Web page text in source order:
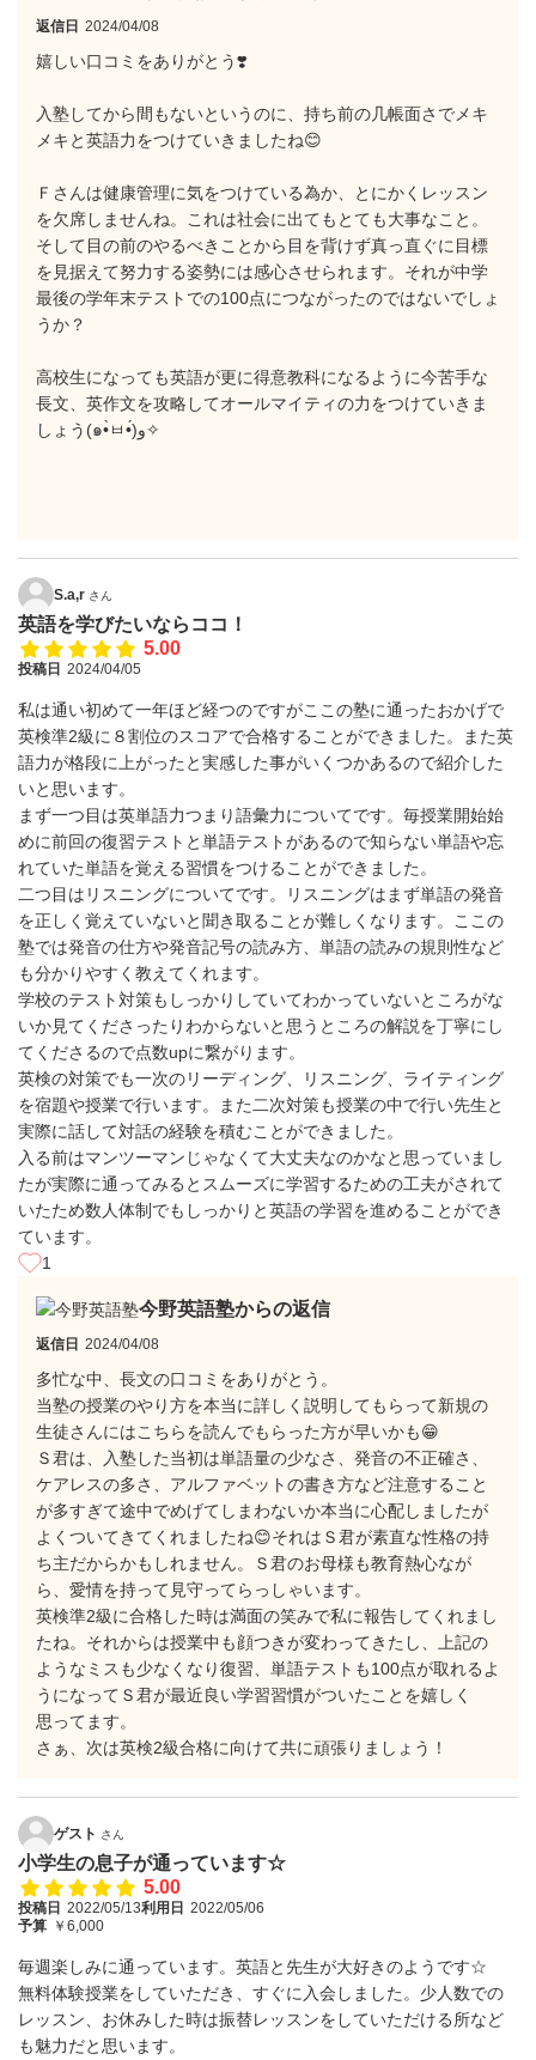
返信日 2024/04/08
嬉しい口コミをありがとう❣️
入塾してから間もないというのに、持ち前の几帳面さでメキ
メキと英語力をつけていきましたね😊
Ｆさんは健康管理に気をつけている為か、とにかくレッスン
を欠席しませんね。これは社会に出てもとても大事なこと。
そして目の前のやるべきことから目を背けず真っ直ぐに目標
を見据えて努力する姿勢には感心させられます。それが中学
最後の学年末テストでの100点につながったのではないでしょ
うか？
高校生になっても英語が更に得意教科になるように今苦手な
長文、英作文を攻略してオールマイティの力をつけていきま
しょう(๑•̀ㅂ•́)و✧
S.a,r さん
英語を学びたいならココ！
5.00
投稿日 2024/04/05
私は通い初めて一年ほど経つのですがここの塾に通ったおかげで
英検準2級に８割位のスコアで合格することができました。また英
語力が格段に上がったと実感した事がいくつかあるので紹介した
いと思います。
まず一つ目は英単語力つまり語彙力についてです。毎授業開始始
めに前回の復習テストと単語テストがあるので知らない単語や忘
れていた単語を覚える習慣をつけることができました。
二つ目はリスニングについてです。リスニングはまず単語の発音
を正しく覚えていないと聞き取ることが難しくなります。ここの
塾では発音の仕方や発音記号の読み方、単語の読みの規則性など
も分かりやすく教えてくれます。
学校のテスト対策もしっかりしていてわかっていないところがな
いか見てくださったりわからないと思うところの解説を丁寧にし
てくださるので点数upに繋がります。
英検の対策でも一次のリーディング、リスニング、ライティング
を宿題や授業で行います。また二次対策も授業の中で行い先生と
実際に話して対話の経験を積むことができました。
入る前はマンツーマンじゃなくて大丈夫なのかなと思っていまし
たが実際に通ってみるとスムーズに学習するための工夫がされて
いたため数人体制でもしっかりと英語の学習を進めることができ
ています。
1
今野英語塾からの返信
返信日 2024/04/08
多忙な中、長文の口コミをありがとう。
当塾の授業のやり方を本当に詳しく説明してもらって新規の
生徒さんにはこちらを読んでもらった方が早いかも😁
Ｓ君は、入塾した当初は単語量の少なさ、発音の不正確さ、
ケアレスの多さ、アルファベットの書き方など注意すること
が多すぎて途中でめげてしまわないか本当に心配しましたが
よくついてきてくれましたね😊それはＳ君が素直な性格の持
ち主だからかもしれません。Ｓ君のお母様も教育熱心なが
ら、愛情を持って見守ってらっしゃいます。
英検準2級に合格した時は満面の笑みで私に報告してくれまし
たね。それからは授業中も顔つきが変わってきたし、上記の
ようなミスも少なくなり復習、単語テストも100点が取れるよ
うになってＳ君が最近良い学習習慣がついたことを嬉しく
思ってます。
さぁ、次は英検2級合格に向けて共に頑張りましょう！
ゲスト さん
小学生の息子が通っています☆
5.00
投稿日 2022/05/13利用日 2022/05/06
予算 ￥6,000
毎週楽しみに通っています。英語と先生が大好きのようです☆
無料体験授業をしていただき、すぐに入会しました。少人数での
レッスン、お休みした時は振替レッスンをしていただける所など
も魅力だと思います。